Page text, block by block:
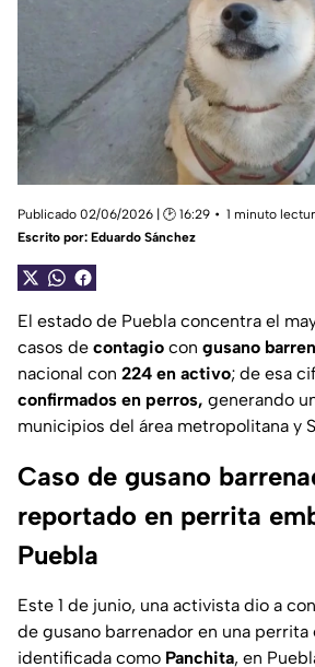
Publicado 02/06/2026 | 🕑 16:29
1 minuto
Escrito por: Eduardo Sánchez
El estado de Puebla concentra el
casos de contagio con gusano
nacional con 224 en activo; de esa
confirmados en perros, generando
municipios del área metropolitana y
Caso de gusano
reportado en perrita
Puebla
Este 1 de junio, una activista dio a
de gusano barrenador en una perrita
identificada como Panchita, en